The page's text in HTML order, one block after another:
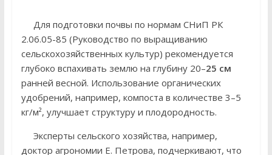
Для подготовки почвы по нормам СНиП РК
2.06.05-85 (Руководство по выращиванию
сельскохозяйственных культур) рекомендуется
глубоко вспахивать землю на глубину 20–25 см
ранней весной. Использование органических
удобрений, например, компоста в количестве 3–5
кг/м², улучшает структуру и плодородность.
Эксперты сельского хозяйства, например,
доктор агрономии Е. Петрова, подчеркивают, что